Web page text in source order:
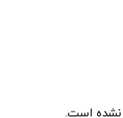
نشده است.